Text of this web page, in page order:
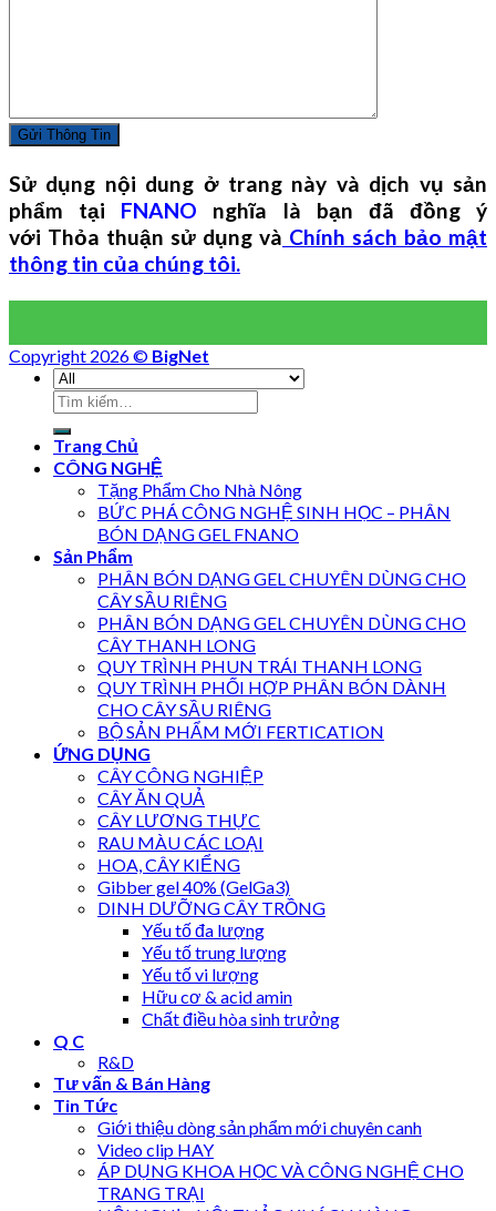
Sử dụng nội dung ở trang này và dịch vụ sản
phẩm tại
FNANO nghĩa là bạn đã đồng ý
với Thỏa thuận sử dụng và Chính sách bảo mật
thông tin của chúng tôi.
Copyright 2026 © BigNet
Trang Chủ
CÔNG NGHỆ
Tặng Phẩm Cho Nhà Nông
BỨC PHÁ CÔNG NGHỆ SINH HỌC – PHÂN
BÓN DẠNG GEL FNANO
Sản Phẩm
PHÂN BÓN DẠNG GEL CHUYÊN DÙNG CHO
CÂY SẦU RIÊNG
PHÂN BÓN DẠNG GEL CHUYÊN DÙNG CHO
CÂY THANH LONG
QUY TRÌNH PHUN TRÁI THANH LONG
QUY TRÌNH PHỐI HỢP PHÂN BÓN DÀNH
CHO CÂY SẦU RIÊNG
BỘ SẢN PHẨM MỚI FERTICATION
ỨNG DỤNG
CÂY CÔNG NGHIỆP
CÂY ĂN QUẢ
CÂY LƯƠNG THỰC
RAU MÀU CÁC LOẠI
HOA, CÂY KIỂNG
Gibber gel 40% (GelGa3)
DINH DƯỠNG CÂY TRỒNG
Yếu tố đa lượng
Yếu tố trung lượng
Yếu tố vi lượng
Hữu cơ & acid amin
Chất điều hòa sinh trưởng
Q C
R&D
Tư vấn & Bán Hàng
Tin Tức
Giới thiệu dòng sản phẩm mới chuyên canh
Video clip HAY
ÁP DỤNG KHOA HỌC VÀ CÔNG NGHỆ CHO
TRANG TRẠI